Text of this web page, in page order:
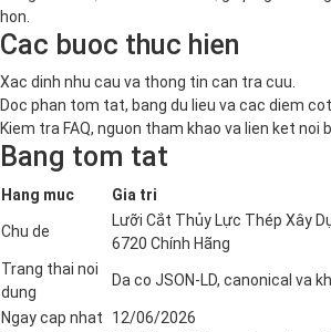
hon.
Cac buoc thuc hien
Xac dinh nhu cau va thong tin can tra cuu.
Doc phan tom tat, bang du lieu va cac diem
Kiem tra FAQ, nguon tham khao va lien ket noi
Bang tom tat
Hang muc Gia tri
Chu de
Lưỡi Cắt Thủy Lực Thép Xây
6720 Chính Hãng
Trang thai noi
dung
Da co JSON-LD, canonical va
Ngay cap nhat
12/06/2026